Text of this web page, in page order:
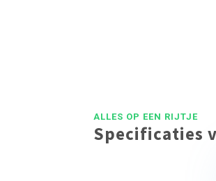
ALLES OP EEN RIJTJE
Specificaties